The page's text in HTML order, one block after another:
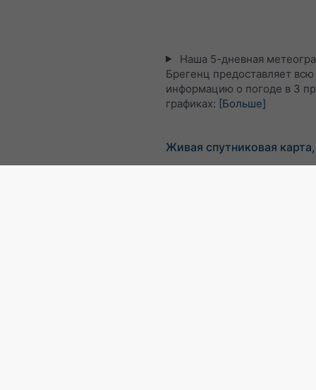
Наша 5-дневная
Брегенц предоставляет всю
информацию о погоде в 3
графиках: [Больше]
Живая спутниковая